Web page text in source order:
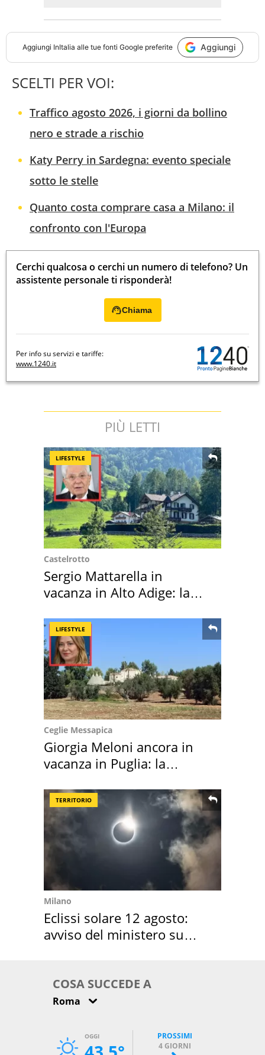
Aggiungi InItalia alle tue fonti Google preferite Aggiungi
SCELTI PER VOI:
Traffico agosto 2026, i giorni da bollino
nero e strade a rischio
Katy Perry in Sardegna: evento speciale
sotto le stelle
Quanto costa comprare casa a Milano: il
confronto con l'Europa
Cerchi qualcosa o cerchi un numero di telefono? Un
assistente personale ti risponderà!
Chiama
Per info su servizi e tariffe:
www.1240.it
PIÙ LETTI
LIFESTYLE
Castelrotto
Sergio Mattarella in
vacanza in Alto Adige: la
LIFESTYLE
Ceglie Messapica
Giorgia Meloni ancora in
vacanza in Puglia: la
TERRITORIO
Milano
Eclissi solare 12 agosto:
avviso del ministero su